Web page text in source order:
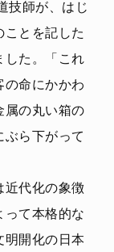
技師が、はじ
とを記した
した。「これ
の命にかかわ
属の丸い箱の
ら下がって
近代化の象徴
って本格的な
明開化の日本